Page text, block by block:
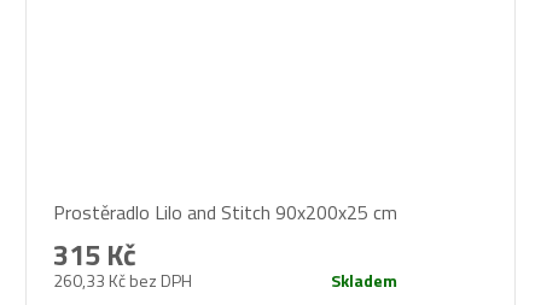
Prostěradlo Lilo and Stitch 90x200x25 cm
260,33 Kč bez DPH
315 Kč
Skladem